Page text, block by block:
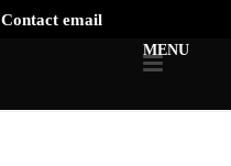
Contact email